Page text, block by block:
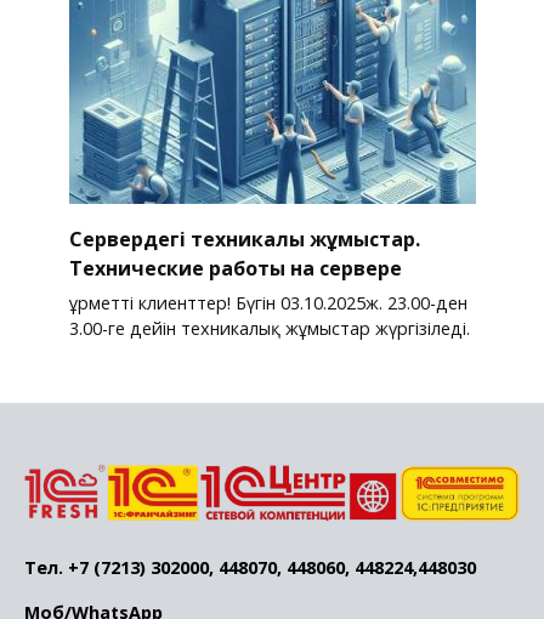
Сервердегі техникалық жұмыстар.
Технические работы на сервере
Құрметті клиенттер! Бүгін 03.10.2025ж. 23.00-ден
3.00-ге дейін техникалық жұмыстар жүргізіледі.
Тел. +7 (7213) 302000, 448070, 448060, 448224,448030
Моб/WhatsApp